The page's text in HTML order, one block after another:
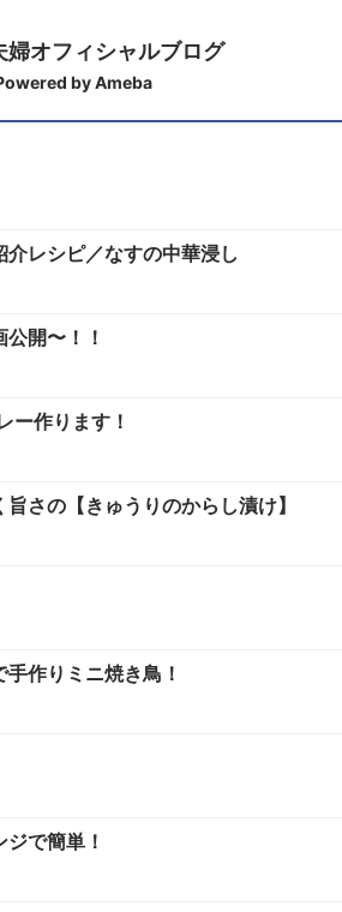
婦オフィシャルブログ
by Ameba
介レシピ／なすの中華浸し
開〜！！
ー作ります！
さの【きゅうりのからし漬け】
作りミニ焼き鳥！
で簡単！